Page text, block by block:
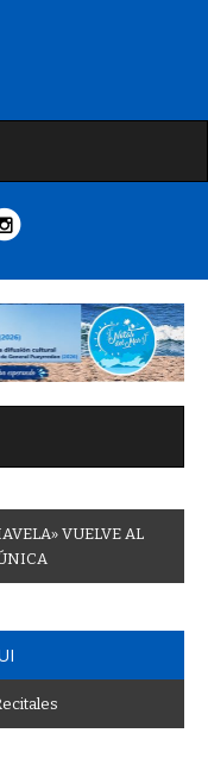
AVELA» VUELVE AL
NICA